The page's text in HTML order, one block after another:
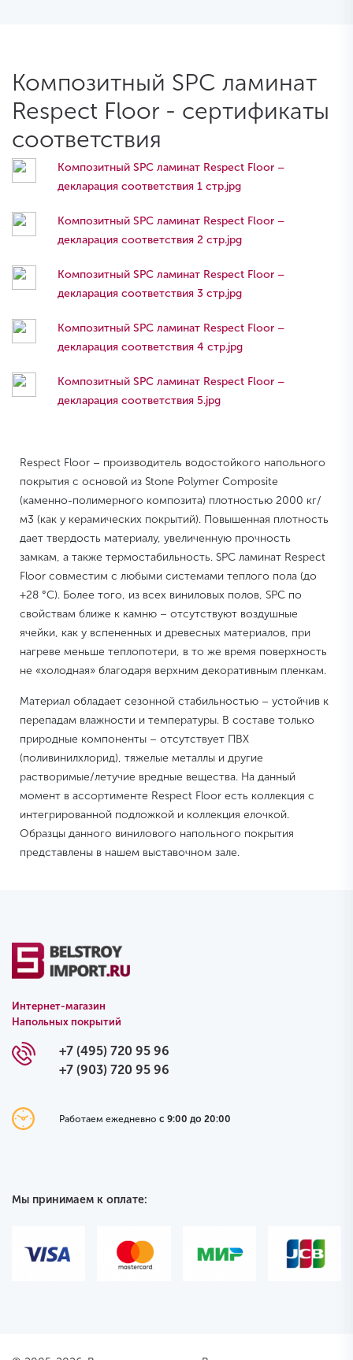
Композитный SPC ламинат
Respect Floor - сертификаты
соответствия
Композитный SPC ламинат Respect Floor –
декларация соответствия 1 стр.jpg
Композитный SPC ламинат Respect Floor –
декларация соответствия 2 стр.jpg
Композитный SPC ламинат Respect Floor –
декларация соответствия 3 стр.jpg
Композитный SPC ламинат Respect Floor –
декларация соответствия 4 стр.jpg
Композитный SPC ламинат Respect Floor –
декларация соответствия 5.jpg
Respect Floor – производитель водостойкого напольного
покрытия с основой из Stone Polymer Composite
(каменно-полимерного композита) плотностью 2000 кг/
м3 (как у керамических покрытий). Повышенная плотность
дает твердость материалу, увеличенную прочность
замкам, а также термостабильность. SPC ламинат Respect
Floor совместим с любыми системами теплого пола (до
+28 °C). Более того, из всех виниловых полов, SPC по
свойствам ближе к камню – отсутствуют воздушные
ячейки, как у вспененных и древесных материалов, при
нагреве меньше теплопотери, в то же время поверхность
не «холодная» благодаря верхним декоративным пленкам.
Материал обладает сезонной стабильностью – устойчив к
перепадам влажности и температуры. В составе только
природные компоненты – отсутствует ПВХ
(поливинилхлорид), тяжелые металлы и другие
растворимые/летучие вредные вещества. На данный
момент в ассортименте Respect Floor есть коллекция с
интегрированной подложкой и коллекция елочкой.
Образцы данного винилового напольного покрытия
представлены в нашем выставочном зале.
Интернет-магазин
Напольных покрытий
+7 (495) 720 95 96
+7 (903) 720 95 96
Работаем ежедневно с 9:00 до 20:00
Мы принимаем к оплате: